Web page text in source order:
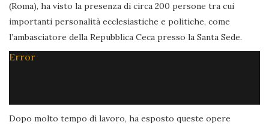
(Roma), ha visto la presenza di circa 200 persone tra cui
importanti personalità ecclesiastiche e politiche, come
l’ambasciatore della Repubblica Ceca presso la Santa Sede.
Error
Dopo molto tempo di lavoro, ha esposto queste opere